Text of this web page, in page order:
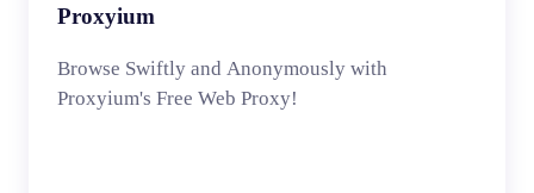
Proxyium
Browse Swiftly and Anonymously with
Proxyium's Free Web Proxy!